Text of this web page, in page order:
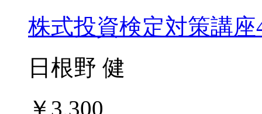
株式投資検定対策講
日根野 健
￥3,300